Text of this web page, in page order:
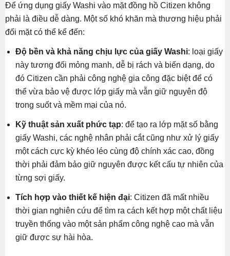
Để ứng dụng giấy Washi vào mặt đồng hồ Citizen không
phải là điều dễ dàng. Một số khó khăn mà thương hiệu phải
đối mặt có thể kể đến:
Độ bền và khả năng chịu lực của giấy Washi: loại giấy
này tương đối mỏng manh, dễ bị rách và biến dạng, do
đó Citizen cần phải công nghệ gia công đặc biệt để có
thể vừa bảo vệ được lớp giấy mà vẫn giữ nguyên độ
trong suốt và mềm mại của nó.
Kỹ thuật sản xuất phức tạp: để tạo ra lớp mặt số bằng
giấy Washi, các nghệ nhân phải cắt cũng như xử lý giấy
một cách cực kỳ khéo léo cùng độ chính xác cao, đồng
thời phải đảm bảo giữ nguyên được kết cấu tự nhiên của
từng sợi giấy.
Tích hợp vào thiết kế hiện đại: Citizen đã mất nhiều
thời gian nghiên cứu để tìm ra cách kết hợp một chất liệu
truyền thống vào một sản phẩm công nghệ cao mà vẫn
giữ được sự hài hòa.